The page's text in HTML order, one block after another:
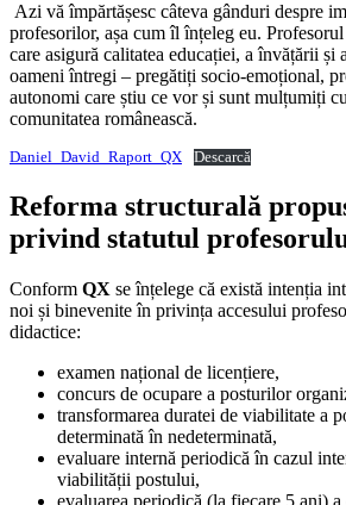
Azi vă împărtășesc câteva gânduri despre
profesorilor, așa cum îl înțeleg eu.
care asigură calitatea educației, a învățării și
oameni întregi – pregătiți socio-emoțional,
autonomi care știu ce vor și sunt mulțumiți
comunitatea românească.
Daniel_David_Raport_QX Descarcă
Reforma structurală
privind statutul
Conform QX se înțelege că există intenția
noi și binevenite în privința accesului
didactice:
examen național de licențiere,
concurs de ocupare a posturilor
transformarea duratei de viabilitate a
determinată în nedeterminată,
evaluare internă periodică în cazul
viabilității postului,